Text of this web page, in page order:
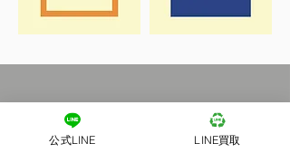
公式LINE LINE買取